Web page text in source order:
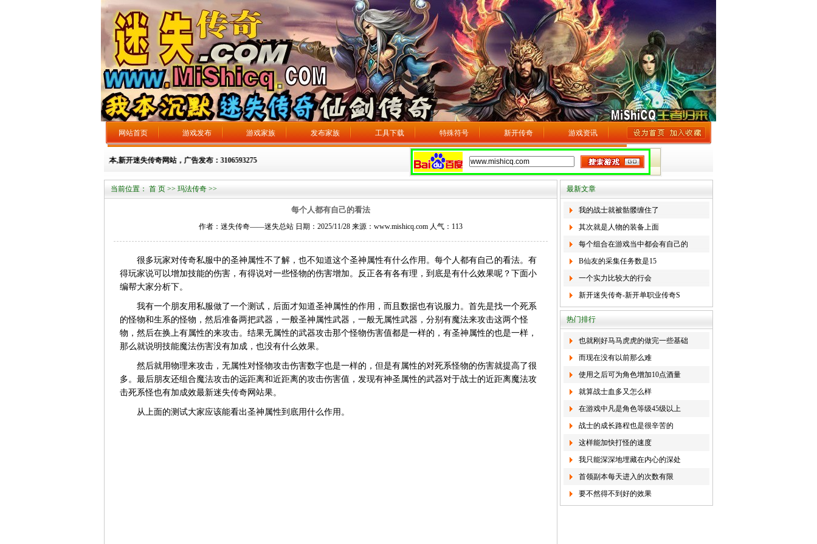
网站首页 游戏发布 游戏家族 发布家族 工具下载 特殊符号 新开传奇 游戏资讯
吧,新开迷失传奇,迷失传奇版本,新开迷失传奇网站，广告发布：3106593275
当前位置： 首 页 >> 玛法传奇 >>
每个人都有自己的看法
作者：迷失传奇——迷失总站 日期：2025/11/28 来源：www.mishicq.com 人气： 113
很多玩家对传奇私服中的圣神属性不了解，也不知道这个圣神属性有什么作用。每个人都有自己的看法。有
得玩家说可以增加技能的伤害，有得说对一些怪物的伤害增加。反正各有各有理，到底是有什么效果呢？下面小
编帮大家分析下。
我有一个朋友用私服做了一个测试，后面才知道圣神属性的作用，而且数据也有说服力。首先是找一个死系
的怪物和生系的怪物，然后准备两把武器，一般圣神属性武器，一般无属性武器，分别有魔法来攻击这两个怪
物，然后在换上有属性的来攻击。结果无属性的武器攻击那个怪物伤害值都是一样的，有圣神属性的也是一样，
那么就说明技能魔法伤害没有加成，也没有什么效果。
然后就用物理来攻击，无属性对怪物攻击伤害数字也是一样的，但是有属性的对死系怪物的伤害就提高了很
多。最后朋友还组合魔法攻击的远距离和近距离的攻击伤害值，发现有神圣属性的武器对于战士的近距离魔法攻
击死系怪也有加成效最新迷失传奇网站果。
从上面的测试大家应该能看出圣神属性到底用什么作用。
最新文章
我的战士就被骷髅缠住了
其次就是人物的装备上面
每个组合在游戏当中都会有自己的
B仙友的采集任务数是15
一个实力比较大的行会
新开迷失传奇-新开单职业传奇S
热门排行
也就刚好马马虎虎的做完一些基础
而现在没有以前那么难
使用之后可为角色增加10点酒量
就算战士血多又怎么样
在游戏中凡是角色等级45级以上
战士的成长路程也是很辛苦的
这样能加快打怪的速度
我只能深深地埋藏在内心的深处
首领副本每天进入的次数有限
要不然得不到好的效果